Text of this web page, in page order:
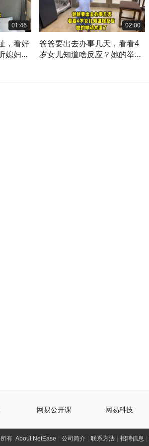
01:46
，看好
媳妇怎
02:00
爸爸要出去办事几天，看看4
岁女儿知道啥反应？她的举动
网易公开课 网易科技
有 About NetEase 公司简介 联系方法 招聘信息